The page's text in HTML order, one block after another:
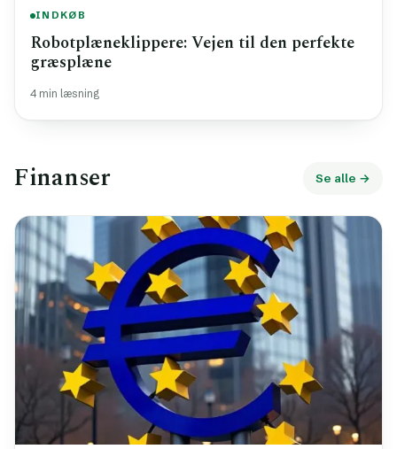
INDKØB
Robotplæneklippere: Vejen til den perfekte
græsplæne
4 min læsning
Finanser Se alle →